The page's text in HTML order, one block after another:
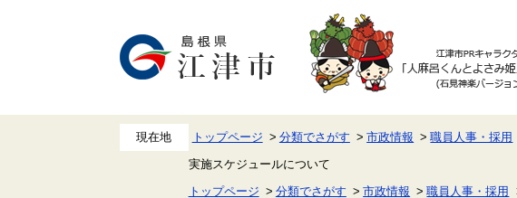
トップページ 分類でさがす 市政情報 職員人事・採用
実施スケジュールについて
トップページ 分類でさがす 市政情報 職員人事・採用